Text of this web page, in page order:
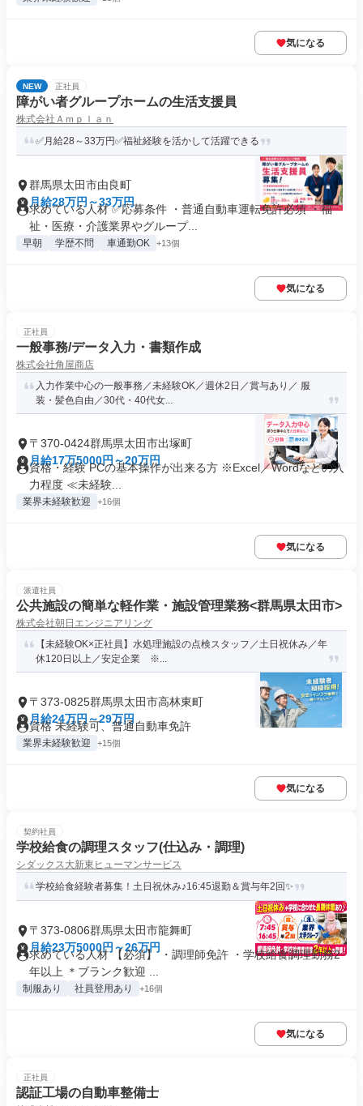
気になる
NEW 正社員
障がい者グループホームの生活支援員
株式会社Ａｍｐｌａｎ
✅月給28～33万円✅福祉経験を活かして活躍できる
群馬県太田市由良町
月給28万円～33万円
求めている人材 ✅応募条件 ・普通自動車運転免許必須 ・福
祉・医療・介護業界やグループ...
早朝 学歴不問 車通勤OK +13個
気になる
正社員
一般事務/データ入力・書類作成
株式会社角屋商店
入力作業中心の一般事務／未経験OK／週休2日／賞与あり／ 服
装・髪色自由／30代・40代女...
〒370-0424群馬県太田市出塚町
月給17万5000円～20万円
資格・経験 PCの基本操作が出来る方 ※Excel／Wordなどの入
力程度 ≪未経験...
業界未経験歓迎 +16個
気になる
派遣社員
公共施設の簡単な軽作業・施設管理業務<群馬県太田市>
株式会社朝日エンジニアリング
【未経験OK×正社員】水処理施設の点検スタッフ／土日祝休み／年
休120日以上／安定企業 ※...
〒373-0825群馬県太田市高林東町
月給24万円～29万円
資格 未経験可、普通自動車免許
業界未経験歓迎 +15個
気になる
契約社員
学校給食の調理スタッフ(仕込み・調理)
シダックス大新東ヒューマンサービス
学校給食経験者募集！土日祝休み♪16:45退勤＆賞与年2回✨
〒373-0806群馬県太田市龍舞町
月給23万5000円～26万円
求めている人材 【必須】 ・調理師免許 ・学校給食調理勤務2
年以上 ＊ブランク歓迎 ...
制服あり 社員登用あり +16個
気になる
正社員
認証工場の自動車整備士